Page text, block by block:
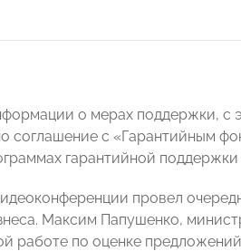
о мерах поддержки, с
соглашение с «Гарантийным
гарантийной поддержки
провел
Максим Папушенко,
работе по оценке